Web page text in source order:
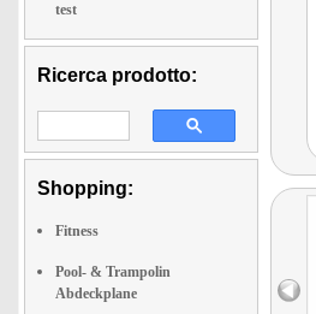
test
Ricerca prodotto:
Shopping:
Fitness
Pool- & Trampolin
Abdeckplane